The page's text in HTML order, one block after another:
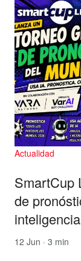
Actualidad
SmartCup
de
12 Jun · 3 min